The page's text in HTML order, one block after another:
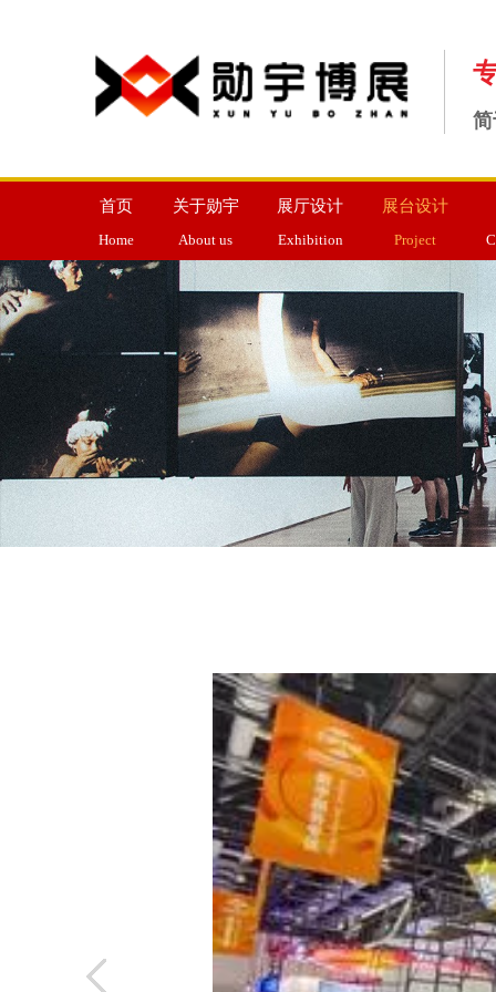
首页
Home
关于勋宇
About us
展厅设计
Exhibition
展台设计
Project